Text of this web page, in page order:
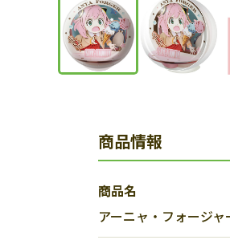
商品情報
商品名
アーニャ・フォージャ